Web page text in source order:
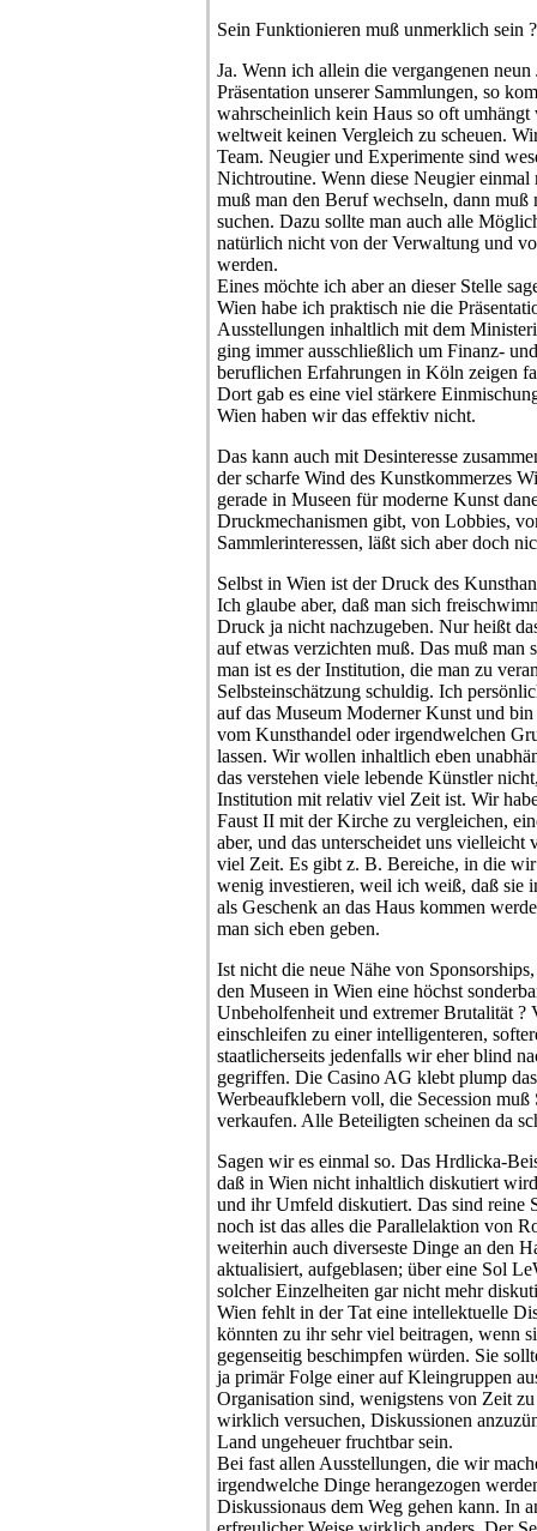
Sein Funktionieren muß unmerklich sein ?
Ja. Wenn ich allein die vergangenen
Präsentation unserer Sammlungen, so
wahrscheinlich kein Haus so oft
weltweit keinen Vergleich zu scheuen.
Team. Neugier und Experimente sind
Nichtroutine. Wenn diese Neugier einmal
muß man den Beruf wechseln, dann muß
suchen. Dazu sollte man auch alle
natürlich nicht von der Verwaltung und
werden.
Eines möchte ich aber an dieser Stelle
Wien habe ich praktisch nie die
Ausstellungen inhaltlich mit dem
ging immer ausschließlich um Finanz-
beruflichen Erfahrungen in Köln zeigen
Dort gab es eine viel stärkere
Wien haben wir das effektiv nicht.
Das kann auch mit Desinteresse
der scharfe Wind des Kunstkommerzes
gerade in Museen für moderne Kunst
Druckmechanismen gibt, von Lobbies,
Sammlerinteressen, läßt sich aber doch
Selbst in Wien ist der Druck des
Ich glaube aber, daß man sich
Druck ja nicht nachzugeben. Nur heißt
auf etwas verzichten muß. Das muß man
man ist es der Institution, die man zu
Selbsteinschätzung schuldig. Ich
auf das Museum Moderner Kunst und
vom Kunsthandel oder irgendwelchen
lassen. Wir wollen inhaltlich eben
das verstehen viele lebende Künstler
Institution mit relativ viel Zeit ist. Wir
Faust II mit der Kirche zu vergleichen,
aber, und das unterscheidet uns vielleicht
viel Zeit. Es gibt z. B. Bereiche, in die
wenig investieren, weil ich weiß, daß sie
als Geschenk an das Haus kommen
man sich eben geben.
Ist nicht die neue Nähe von
den Museen in Wien eine höchst
Unbeholfenheit und extremer Brutalität ?
einschleifen zu einer intelligenteren,
staatlicherseits jedenfalls wir eher blind
gegriffen. Die Casino AG klebt plump
Werbeaufklebern voll, die Secession
verkaufen. Alle Beteiligten scheinen da
Sagen wir es einmal so. Das Hrdlicka-
daß in Wien nicht inhaltlich diskutiert
und ihr Umfeld diskutiert. Das sind reine
noch ist das alles die Parallelaktion von
weiterhin auch diverseste Dinge an den
aktualisiert, aufgeblasen; über eine Sol
solcher Einzelheiten gar nicht mehr
Wien fehlt in der Tat eine intellektuelle
könnten zu ihr sehr viel beitragen, wenn
gegenseitig beschimpfen würden. Sie
ja primär Folge einer auf Kleingruppen
Organisation sind, wenigstens von Zeit
wirklich versuchen, Diskussionen
Land ungeheuer fruchtbar sein.
Bei fast allen Ausstellungen, die wir
irgendwelche Dinge herangezogen
Diskussionaus dem Weg gehen kann. In